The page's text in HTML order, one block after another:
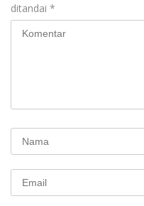
ditandai *